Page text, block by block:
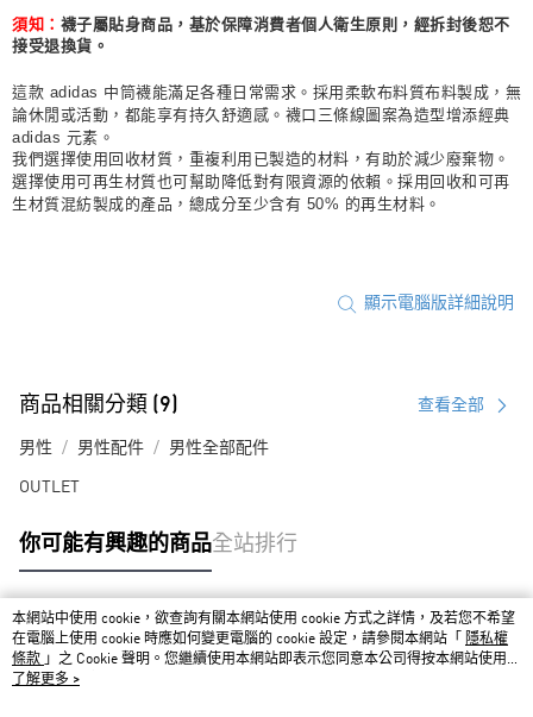
付款後門市自取
每筆NT$80，滿NT$1,500(含以上)免運費
須知： 襪子屬貼身商品，基於保障消費者個人衛生原則，經拆封後恕不
接受退換貨。
這款 adidas 中筒襪能滿足各種日常需求。採用柔軟布料質布料製成，無
論休閒或活動，都能享有持久舒適感。襪口三條線圖案為造型增添經典
adidas 元素。
我們選擇使用回收材質，重複利用已製造的材料，有助於減少廢棄物。
選擇使用可再生材質也可幫助降低對有限資源的依賴。採用回收和可再
生材質混紡製成的產品，總成分至少含有 50% 的再生材料。
顯示電腦版詳細說明
商品相關分類 (9) 查看全部
男性 男性配件 男性全部配件
OUTLET
你可能有興趣的商品全站排行
熱門標籤
本網站中使用 cookie，欲查詢有關本網站使用 cookie 方式之詳情，及若您不希望
在電腦上使用 cookie 時應如何變更電腦的 cookie 設定，請參閱本網站「
隱私權
條款 」之 Cookie 聲明。您繼續使用本網站即表示您同意本公司得按本網站使用條
款之 Cookie 聲明使用 cookie。
了解更多 >